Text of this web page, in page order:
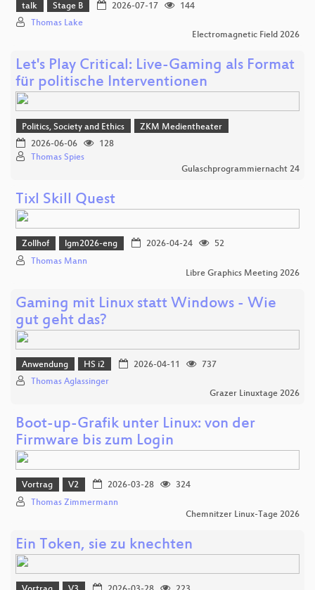
talk Stage B 2026-07-17
144
Thomas Lake
Electromagnetic Field 2026
Let's Play Critical: Live-Gaming als Format
für politische Interventionen
Politics, Society and Ethics
ZKM Medientheater
2026-06-06
128
Thomas Spies
Gulaschprogrammiernacht 24
Tixl Skill Quest
Zollhof lgm2026-eng 2026-04-24
52
Thomas Mann
Libre Graphics Meeting 2026
Gaming mit Linux statt Windows - Wie
gut geht das?
Anwendung HS i2 2026-04-11
737
Thomas Aglassinger
Grazer Linuxtage 2026
Boot-up-Grafik unter Linux: von der
Firmware bis zum Login
Vortrag V2 2026-03-28
324
Thomas Zimmermann
Chemnitzer Linux-Tage 2026
Ein Token, sie zu knechten